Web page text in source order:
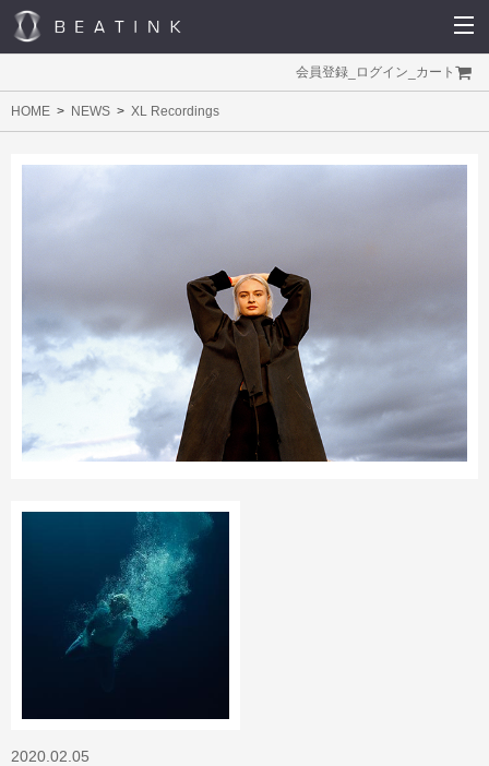
会員登録 ログイン カート
HOME NEWS XL Recordings
2020.02.05